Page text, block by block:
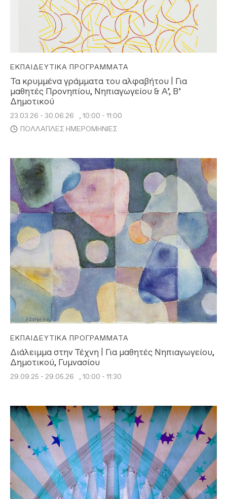
ΕΚΠΑΙΔΕΥΤΙΚΆ ΠΡΟΓΡΆΜΜΑΤΑ
Τα κρυμμένα γράμματα του αλφαβήτου | Για
μαθητές Προνηπίου, Νηπιαγωγείου & Α’, Β’
Δημοτικού
23.03.26 - 30.06.26
, 10:00 - 11:00
ΠΟΛΛΑΠΛΈΣ ΗΜΕΡΟΜΗΝΊΕΣ
ΕΚΠΑΙΔΕΥΤΙΚΆ ΠΡΟΓΡΆΜΜΑΤΑ
Διάλειμμα στην Τέχνη | Για μαθητές Νηπιαγωγείου,
Δημοτικού, Γυμνασίου
29.09.25 - 29.05.26 , 10:00 - 11:30